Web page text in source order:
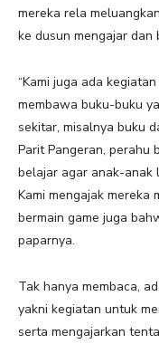
mereka rela
ke dusun mengajar dan
“Kami juga ada
membawa buku-buku
sekitar, misalnya buku
Parit Pangeran, perahu
belajar agar anak-anak
Kami mengajak mereka
bermain game juga
paparnya.
Tak hanya membaca,
yakni kegiatan untuk
serta mengajarkan